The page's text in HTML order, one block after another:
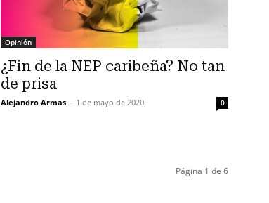
Opinión
¿Fin de la NEP caribeña? No tan
de prisa
Alejandro Armas - 1 de mayo de 2020 0
Página 1 de 6